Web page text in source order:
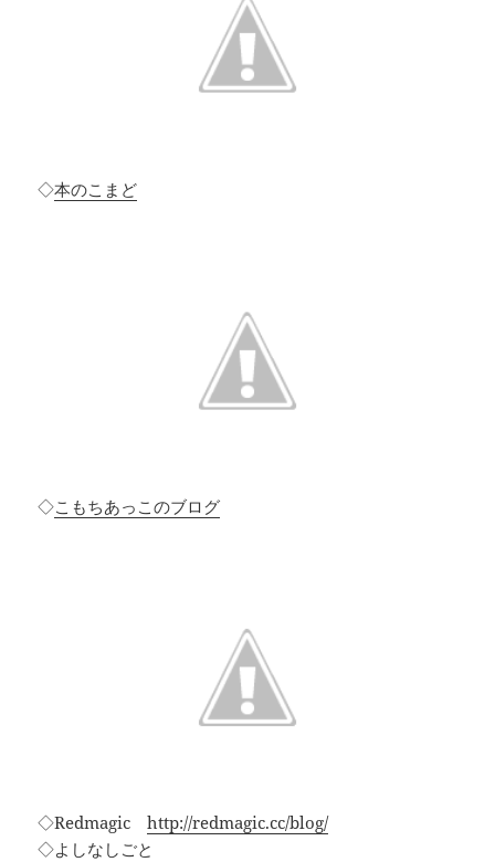
◇本のこまど
◇こもちあっこのブログ
◇Redmagichttp://redmagic.cc/blog/
◇よしなしごと